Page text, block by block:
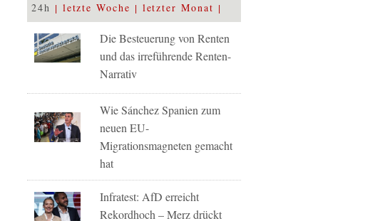
24h letzte Woche letzter Monat
Die Besteuerung von Renten
und das irreführende Renten-
Narrativ
Wie Sánchez Spanien zum
neuen EU-
Migrationsmagneten gemacht
hat
Infratest: AfD erreicht
Rekordhoch – Merz drückt